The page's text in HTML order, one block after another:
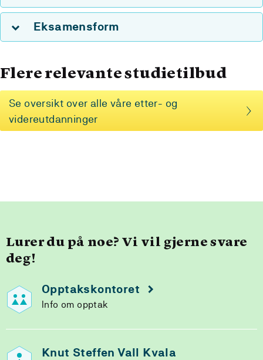
Eksamensform
Flere relevante studietilbud
Se oversikt over alle våre etter- og
videreutdanninger
Lurer du på noe? Vi vil gjerne svare
deg!
Opptakskontoret
Info om opptak
Knut Steffen Vall Kvala